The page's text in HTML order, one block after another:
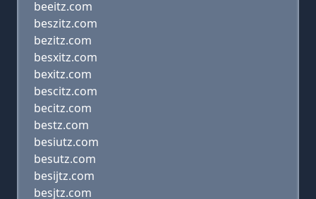
beeitz.com
beszitz.com
bezitz.com
besxitz.com
bexitz.com
bescitz.com
becitz.com
bestz.com
besiutz.com
besutz.com
besijtz.com
besjtz.com